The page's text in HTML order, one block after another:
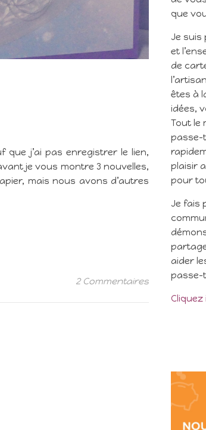
que j’ai pas enregistrer le lien,
je vous montre 3 nouvelles,
mais nous avons d’autres
2 Commentaires
que
Je suis
et
de
êtes à
idées,
Tout le
passe-
plaisir
pour
Je fais
aider
passe-
Cliquez